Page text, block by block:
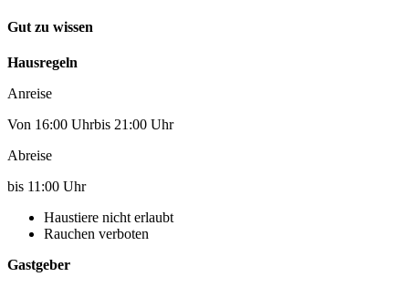
Gut zu wissen
Hausregeln
Anreise
Von 16:00 Uhrbis 21:00 Uhr
Abreise
bis 11:00 Uhr
Haustiere nicht erlaubt
Rauchen verboten
Gastgeber